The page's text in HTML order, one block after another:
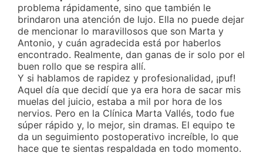
problema rápidamente, sino que también le
brindaron una atención de lujo. Ella no puede dejar
de mencionar lo maravillosos que son Marta y
Antonio, y cuán agradecida está por haberlos
encontrado. Realmente, dan ganas de ir solo por el
buen rollo que se respira allí.
Y si hablamos de rapidez y profesionalidad, ¡puf!
Aquel día que decidí que ya era hora de sacar mis
muelas del juicio, estaba a mil por hora de los
nervios. Pero en la Clínica Marta Vallés, todo fue
súper rápido y, lo mejor, sin dramas. El equipo te
da un seguimiento postoperativo increíble, lo que
hace que te sientas respaldada en todo momento.